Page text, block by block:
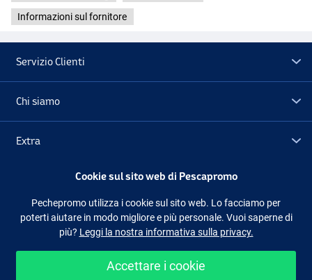
Informazioni sul fornitore
Servizio Clienti
Chi siamo
Extra
Seguici Facebook Instagram
Cookie sul sito web di Pescapromo
Pechepromo utilizza i cookie sul sito web. Lo facciamo per
poterti aiutare in modo migliore e più personale. Vuoi saperne di
più? Leggi la nostra informativa sulla privacy.
Accettare i cookie